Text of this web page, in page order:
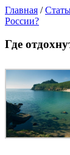
Главная /
России?
Где